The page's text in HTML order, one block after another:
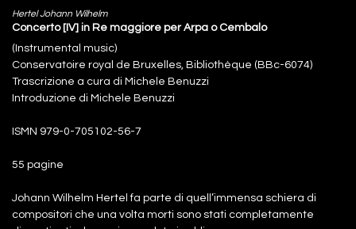
Hertel Johann Wilhelm
Concerto [IV] in Re maggiore per Arpa o Cembalo
(Instrumental music)
Conservatoire royal de Bruxelles, Bibliothèque (BBc-6074)
Trascrizione a cura di Michele Benuzzi
Introduzione di Michele Benuzzi
ISMN 979-0-705102-56-7
55 pagine
Johann Wilhelm Hertel fa parte di quell’immensa schiera di
compositori che una volta morti sono stati completamente